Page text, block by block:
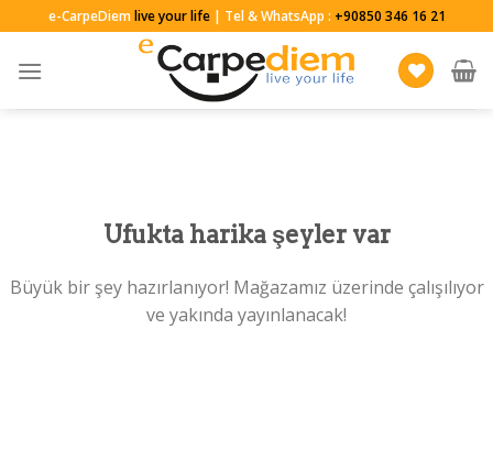
to
content
e-CarpeDiemlive your life| Tel & WhatsApp : +90850 346 16 21
Ufukta harika şeyler var
Büyük bir şey hazırlanıyor! Mağazamız üzerinde çalışılıyor
ve yakında yayınlanacak!